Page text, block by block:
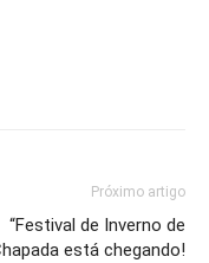
Próximo artigo
“Festival de Inverno de
está chegando!